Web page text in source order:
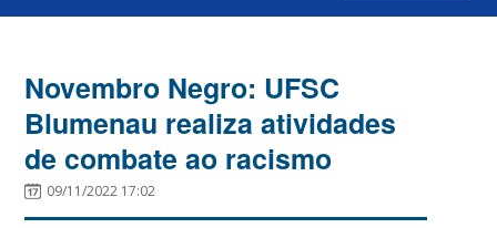
Novembro Negro: UFSC
Blumenau realiza atividades
de combate ao racismo
09/11/2022 17:02